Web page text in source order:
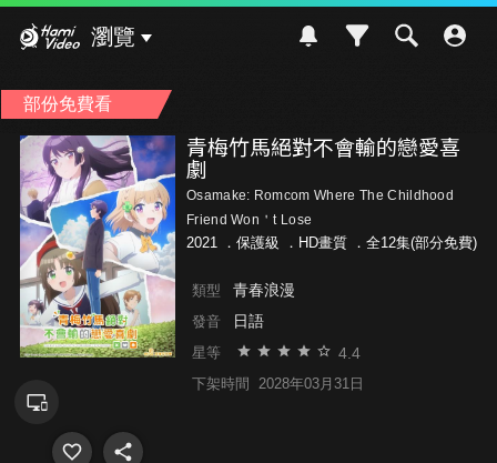
瀏覽
部份免費看
青梅竹馬絕對不會輸的戀愛喜
劇
Osamake: Romcom Where The Childhood
Friend Won＇t Lose
2021 ． 保護級 ．HD畫質 ．全12集(部分免費)
類型 青春浪漫
發音 日語
星等 4.4
下架時間 2028年03月31日